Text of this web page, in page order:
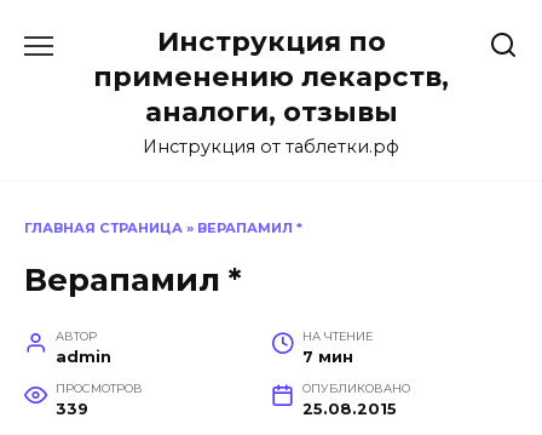
содержанию
Инструкция по
применению лекарств,
аналоги, отзывы
Инструкция от таблетки.рф
ГЛАВНАЯ СТРАНИЦА » ВЕРАПАМИЛ *
Верапамил *
АВТОР
admin
НА ЧТЕНИЕ
7 мин
ПРОСМОТРОВ
339
ОПУБЛИКОВАНО
25.08.2015